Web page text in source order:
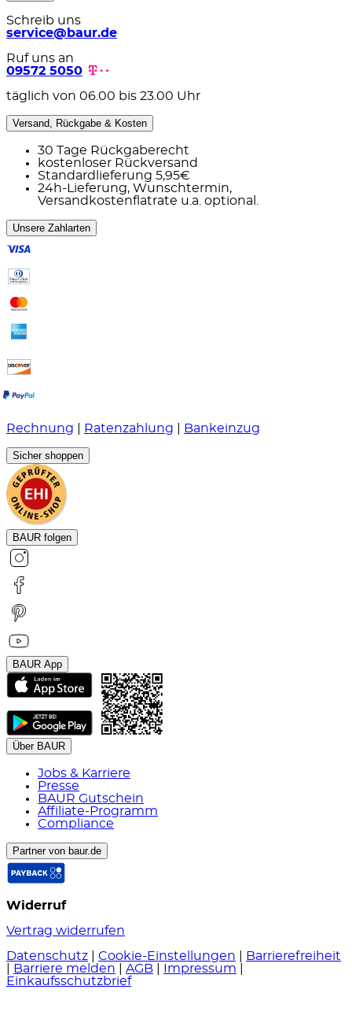
Schreib uns
service@baur.de
Ruf uns an
09572 5050
täglich von 06.00 bis 23.00 Uhr
Versand, Rückgabe & Kosten
30 Tage Rückgaberecht
kostenloser Rückversand
Standardlieferung 5,95€
24h-Lieferung, Wunschtermin,
Versandkostenflatrate u.a. optional.
Unsere Zahlarten
Rechnung Ratenzahlung Bankeinzug
Sicher shoppen
BAUR folgen
BAUR App
Über BAUR
Jobs & Karriere
Presse
BAUR Gutschein
Affiliate-Programm
Compliance
Partner von baur.de
Widerruf
Vertrag widerrufen
Datenschutz
Cookie-Einstellungen
Barrierefreiheit
Barriere melden AGB Impressum
Einkaufsschutzbrief